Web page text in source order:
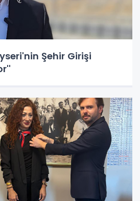
Şehir Girişi